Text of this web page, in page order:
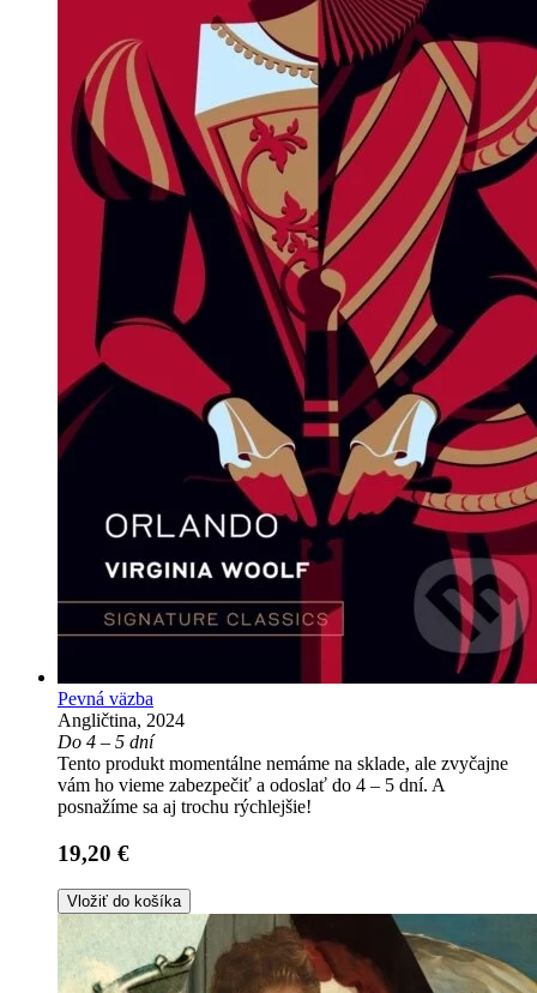
Pevná väzba
Angličtina, 2024
Do 4 – 5 dní
Tento produkt momentálne nemáme na sklade, ale zvyčajne
vám ho vieme zabezpečiť a odoslať do 4 – 5 dní. A
posnažíme sa aj trochu rýchlejšie!
19,20 €
Vložiť do košíka